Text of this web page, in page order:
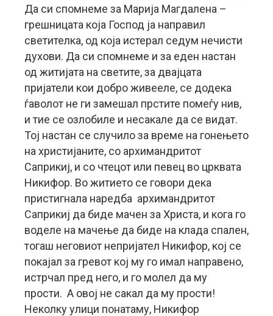
Да си спомнеме за Марија Магдалена –
грешницата која Господ ја направил
светителка, од која истерал седум нечисти
духови. Да си спомнеме и за еден настан
од житијата на светите, за двајцата
пријатели кои добро живееле, се додека
ѓаволот не ги замешал прстите помеѓу нив,
и тие се озлобиле и несакале да се видат.
Тој настан се случило за време на гонењето
на христијаните, со архимандритот
Саприкиј, и со чтецот или певец во црквата
Никифор. Во житието се говори дека
пристигнала наредба архимандритот
Саприкиј да биде мачен за Христа, и кога го
воделе на мачење да биде на клада спален,
тогаш неговиот непријател Никифор, кој се
покајал за гревот кој му го имал направено,
истрчал пред него, и го молел да му
прости. А овој не сакал да му прости!
Неколку улици понатаму, Никифор